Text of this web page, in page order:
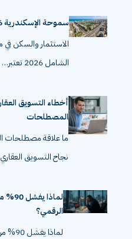
سموحة الإسكندرية 2026 | تحديث الأسعار والمشاريع
الاستثمار والسكن
الشامل 2026 تعتبر…
أخطاء التسويق
المصطلحات
ما علاقة مصطلحات
نجاح التسويق
الرقمي؟